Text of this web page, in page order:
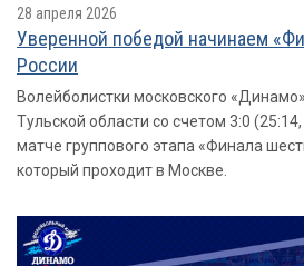
28 апреля 2026
Уверенной победой начинаем
России
Волейболистки московского
Тульской области со счетом 3:0
матче группового этапа «Финала
который проходит в Москве.